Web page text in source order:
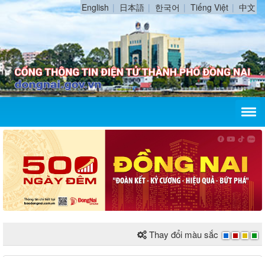
English 日本語 한국어 Tiếng Việt 中文
Thay đổi màu sắc